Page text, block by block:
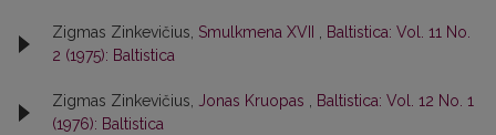
Zigmas Zinkevičius, Smulkmena XVII , Baltistica: Vol. 11 No.
2 (1975): Baltistica
Zigmas Zinkevičius, Jonas Kruopas , Baltistica: Vol. 12 No. 1
(1976): Baltistica